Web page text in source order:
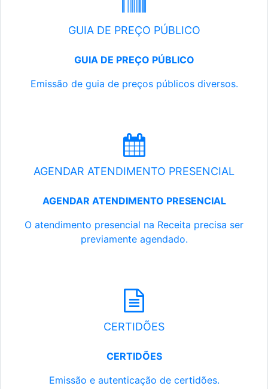
GUIA DE PREÇO PÚBLICO
GUIA DE PREÇO PÚBLICO
Emissão de guia de preços públicos diversos.
AGENDAR ATENDIMENTO PRESENCIAL
AGENDAR ATENDIMENTO PRESENCIAL
O atendimento presencial na Receita precisa ser
previamente agendado.
CERTIDÕES
CERTIDÕES
Emissão e autenticação de certidões.